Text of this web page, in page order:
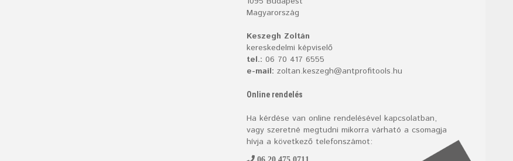
Magyarország
Keszegh Zoltán
kereskedelmi képviselő
tel.: 06 70 417 6555
e-mail: zoltan.keszegh@antprofitools.hu
Online rendelés
Ha kérdése van online rendelésével kapcsolatban,
vagy szeretné megtudni mikorra várható a csomagja
hívja a következő telefonszámot:
06 20 475 0711